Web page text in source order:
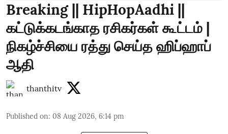
Breaking || HipHopAadhi ||
கட்டுக்கடங்காத ரசிகர்கள் கூட்டம் |
நிகழ்ச்சியை ரத்து செய்த ஹிப்ஹாப்
ஆதி
thanthitv
Published on: 08 Aug 2026, 6:14 pm